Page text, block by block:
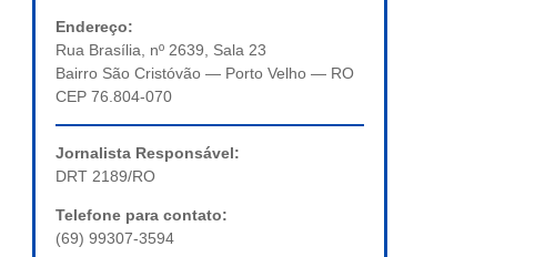
Endereço:
Rua Brasília, nº 2639, Sala 23
Bairro São Cristóvão — Porto Velho — RO
CEP 76.804-070
Jornalista Responsável:
DRT 2189/RO
Telefone para contato:
(69) 99307-3594